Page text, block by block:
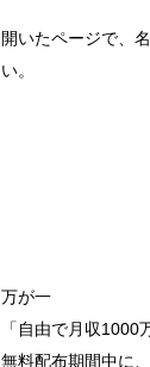
開いたページで、
い。
万が一
「自由で月収1000
無料配布期間中に